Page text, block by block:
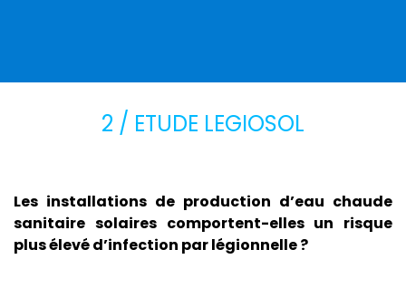
2 / ETUDE LEGIOSOL
Les installations de production d’eau chaude
sanitaire solaires comportent-elles un risque
plus élevé d’infection par légionnelle ?